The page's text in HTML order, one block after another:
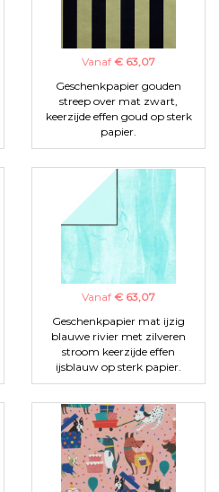
Vanaf € 63,07
Geschenkpapier gouden
streep over mat zwart,
keerzijde effen goud op sterk
papier.
Vanaf € 63,07
Geschenkpapier mat ijzig
blauwe rivier met zilveren
stroom keerzijde effen
ijsblauw op sterk papier.